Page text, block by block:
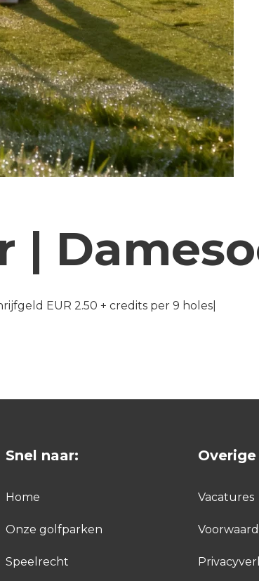
|
EUR 2.50 + credits per 9 holes|
Snel naar:
Home
Onze golfparken
Speelrecht
Vacatures